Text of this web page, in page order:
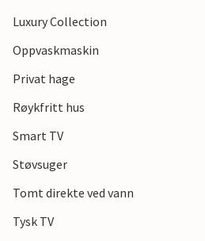
Luxury Collection
Oppvaskmaskin
Privat hage
Røykfritt hus
Smart TV
Støvsuger
Tomt direkte ved vann
Tysk TV